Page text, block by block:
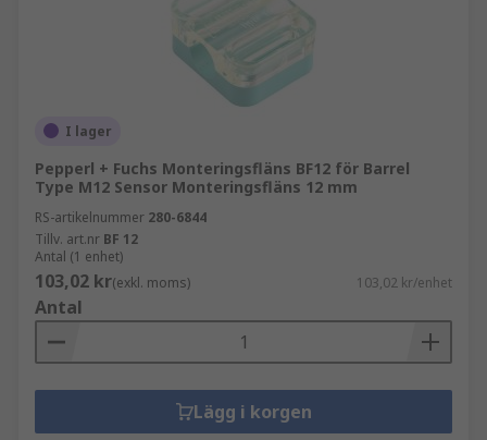
I lager
Pepperl + Fuchs Monteringsfläns BF12 för Barrel
Type M12 Sensor Monteringsfläns 12 mm
RS-artikelnummer 280-6844
Tillv. art.nr BF 12
Antal (1 enhet)
103,02 kr(exkl. moms) 103,02 kr/enhet
Antal
Lägg i korgen